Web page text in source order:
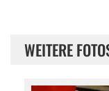
WEITERE